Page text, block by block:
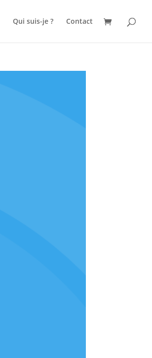
Qui suis-je ? Contact